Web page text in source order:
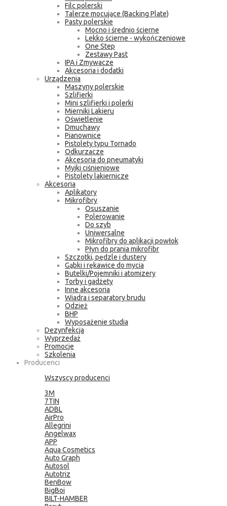
Filc polerski
Talerze mocujące (Backing Plate)
Pasty polerskie
Mocno i średnio ścierne
Lekko ścierne - wykończeniowe
One Step
Zestawy Past
IPA i Zmywacze
Akcesoria i dodatki
Urządzenia
Maszyny polerskie
Szlifierki
Mini szlifierki i polerki
Mierniki Lakieru
Oświetlenie
Dmuchawy
Pianownice
Pistolety typu Tornado
Odkurzacze
Akcesoria do pneumatyki
Myjki ciśnieniowe
Pistolety lakiernicze
Akcesoria
Aplikatory
Mikrofibry
Osuszanie
Polerowanie
Do szyb
Uniwersalne
Mikrofibry do aplikacji powłok
Płyn do prania mikrofibr
Szczotki, pędzle i dustery
Gąbki i rękawice do mycia
Butelki/Pojemniki i atomizery
Torby i gadżety
Inne akcesoria
Wiadra i separatory brudu
Odzież
BHP
Wyposażenie studia
Dezynfekcja
Wyprzedaż
Promocje
Szkolenia
Producenci
Wszyscy producenci
3M
7TIN
ADBL
AirPro
Allegrini
Angelwax
APP
Aqua Cosmetics
Auto Graph
Autosol
Autotriz
BenBow
BigBoi
BILT-HAMBER